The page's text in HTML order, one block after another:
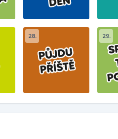
28. 29.